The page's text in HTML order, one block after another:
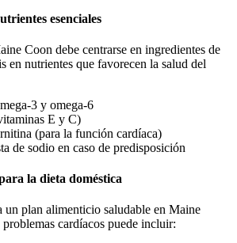
esenciales
Coon debe centrarse en ingredientes de
en nutrientes que favorecen la salud del
3 y omega-6
E y C)
(para la función cardíaca)
de sodio en caso de predisposición
la dieta doméstica
un plan alimenticio saludable en Maine
cardíacos puede incluir: